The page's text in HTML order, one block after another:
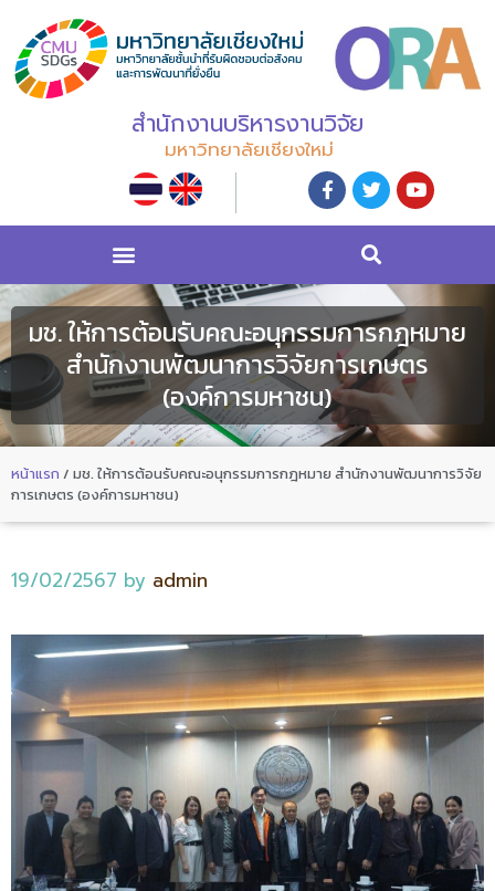
สำนักงานบริหารงานวิจัย
มหาวิทยาลัยเชียงใหม่
มช. ให้การต้อนรับคณะอนุกรรมการกฎหมาย
สำนักงานพัฒนาการวิจัยการเกษตร
(องค์การมหาชน)
หน้าแรก / มช. ให้การต้อนรับคณะอนุกรรมการกฎหมาย สำนักงานพัฒนาการวิจัย
การเกษตร (องค์การมหาชน)
19/02/2567 by admin